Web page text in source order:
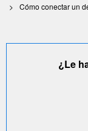
Cómo conectar un
¿Le